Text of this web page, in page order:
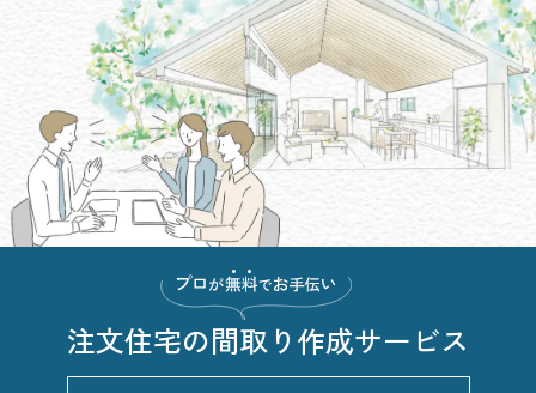
注文住宅の間取り作成サービス